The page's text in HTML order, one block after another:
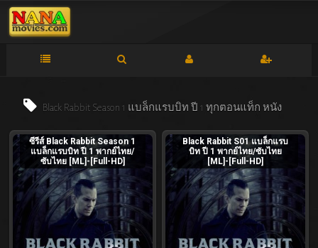
Black Rabbit Season 1 แบล็กแรบบิท ปี 1 ทุกตอนแท็ก หนัง
ซีรีส์ Black Rabbit Season 1
แบล็กแรบบิท ปี 1 พากย์ไทย/
ซับไทย [ML]-[Full-HD]
Black Rabbit S01 แบล็กแรบ
บิท ปี 1 พากย์ไทย/ซับไทย
[ML]-[Full-HD]